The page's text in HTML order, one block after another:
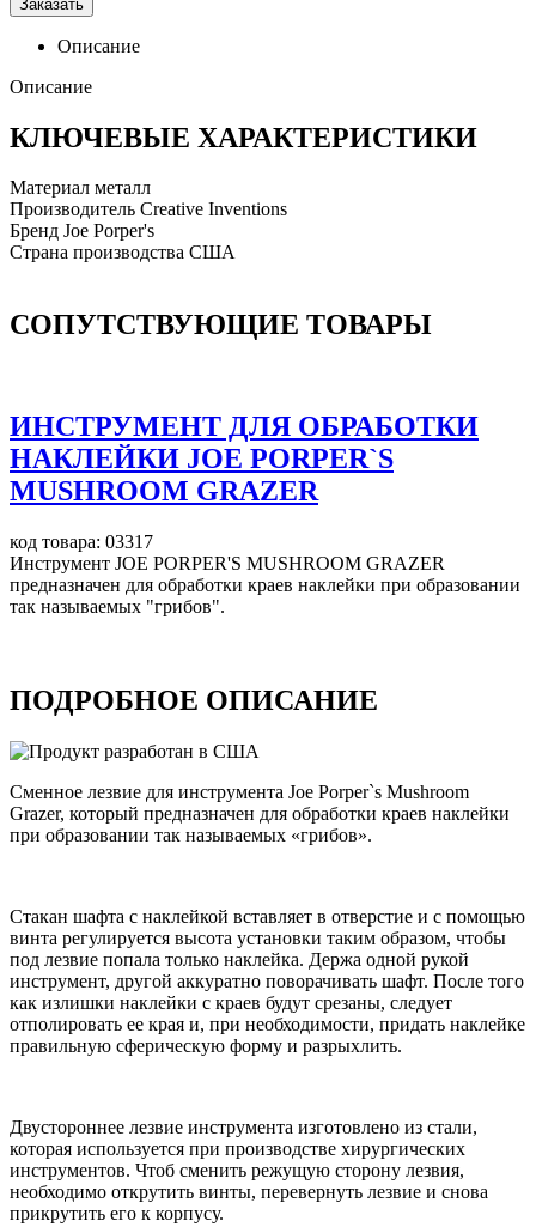
Заказать
Описание
Описание
КЛЮЧЕВЫЕ ХАРАКТЕРИСТИКИ
Материал металл
Производитель Creative Inventions
Бренд Joe Porper's
Страна производства США
СОПУТСТВУЮЩИЕ ТОВАРЫ
ИНСТРУМЕНТ ДЛЯ ОБРАБОТКИ
НАКЛЕЙКИ JOE PORPER`S
MUSHROOM GRAZER
код товара: 03317
Инструмент JOE PORPER'S MUSHROOM GRAZER
предназначен для обработки краев наклейки при образовании
так называемых "грибов".
ПОДРОБНОЕ ОПИСАНИЕ
Cменное лезвие для инструмента Joe Porper`s Mushroom
Grazer, который предназначен для обработки краев наклейки
при образовании так называемых «грибов».
Стакан шафта с наклейкой вставляет в отверстие и с помощью
винта регулируется высота установки таким образом, чтобы
под лезвие попала только наклейка. Держа одной рукой
инструмент, другой аккуратно поворачивать шафт. После того
как излишки наклейки с краев будут срезаны, следует
отполировать ее края и, при необходимости, придать наклейке
правильную сферическую форму и разрыхлить.
Двустороннее лезвие инструмента изготовлено из стали,
которая используется при производстве хирургических
инструментов. Чтоб сменить режущую сторону лезвия,
необходимо открутить винты, перевернуть лезвие и снова
прикрутить его к корпусу.